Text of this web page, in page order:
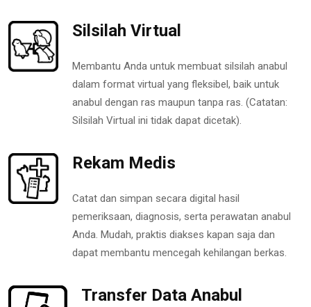
Silsilah Virtual
Membantu Anda untuk membuat silsilah anabul
dalam format virtual yang fleksibel, baik untuk
anabul dengan ras maupun tanpa ras. (Catatan:
Silsilah Virtual ini tidak dapat dicetak).
Rekam Medis
Catat dan simpan secara digital hasil
pemeriksaan, diagnosis, serta perawatan anabul
Anda. Mudah, praktis diakses kapan saja dan
dapat membantu mencegah kehilangan berkas.
Transfer Data Anabul